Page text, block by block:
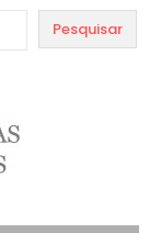
Pesquisar